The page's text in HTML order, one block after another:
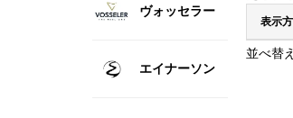
ヴォッセラー
エイナーソン
表示方
並べ替